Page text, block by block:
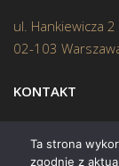
ul. Hankiewicza 2
02-103
KONTAKT
Biuro:(22) 45 70
Ta strona
zgodnie z